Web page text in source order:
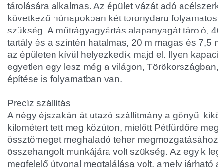
tárolására alkalmas. Az épület vázát adó
következő hónapokban két toronydaru
szükség. A műtrágyagyártás alapanyagát tároló,
tartály és a szintén hatalmas, 20 m magas és 7,5
az épületen kívül helyezkedik majd el. Ilyen
egyetlen egy lesz még a világon,
építése is folyamatban van.
Precíz szállítás
A négy éjszakán át utazó szállítmány a gönyűi
kilométert tett meg közúton, mielőtt Pétfürdőre
össztömeget meghaladó teher
összehangolt munkájára volt szükség. Az egyik
megfelelő útvonal megtalálása volt, amely járható